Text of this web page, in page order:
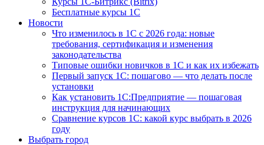
Бесплатные курсы 1С
Новости
Что изменилось в 1С с 2026 года: новые
требования, сертификация и изменения
законодательства
Типовые ошибки новичков в 1С и как их избежать
Первый запуск 1С: пошагово — что делать после
установки
Как установить 1С:Предприятие — пошаговая
инструкция для начинающих
Сравнение курсов 1С: какой курс выбрать в 2026
году
Выбрать город